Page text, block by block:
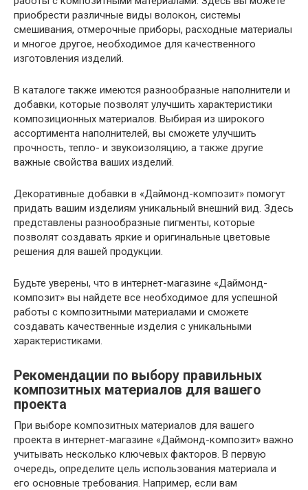
приобрести различные виды волокон, системы
смешивания, отмерочные приборы, расходные материалы
и многое другое, необходимое для качественного
изготовления изделий.
В каталоге также имеются разнообразные наполнители и
добавки, которые позволят улучшить характеристики
композиционных материалов. Выбирая из широкого
ассортимента наполнителей, вы сможете улучшить
прочность, тепло- и звукоизоляцию, а также другие
важные свойства ваших изделий.
Декоративные добавки в «Даймонд-композит» помогут
придать вашим изделиям уникальный внешний вид. Здесь
представлены разнообразные пигменты, которые
позволят создавать яркие и оригинальные цветовые
решения для вашей продукции.
Будьте уверены, что в интернет-магазине «Даймонд-
композит» вы найдете все необходимое для успешной
работы с композитными материалами и сможете
создавать качественные изделия с уникальными
характеристиками.
Рекомендации по выбору правильных
композитных материалов для вашего
проекта
При выборе композитных материалов для вашего
проекта в интернет-магазине «Даймонд-композит» важно
учитывать несколько ключевых факторов. В первую
очередь, определите цель использования материала и
его основные требования. Например, если вам